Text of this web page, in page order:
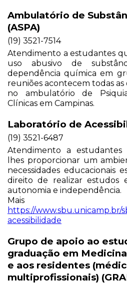
Ambulatório de
(ASPA)
(19) 3521-7514
Atendimento a estudantes
uso abusivo de
dependência química em
reuniões acontecem todas as
no ambulatório de
Clínicas em Campinas.
Laboratório de
(19) 3521-6487
Atendimento a estudantes
lhes proporcionar um
necessidades educacionais
direito de realizar estudos
autonomia e independência.
Mais
https://www.sbu.unicamp.br/
acessibilidade
Grupo de apoio ao
graduação em
e aos residentes
multiprofissionais)